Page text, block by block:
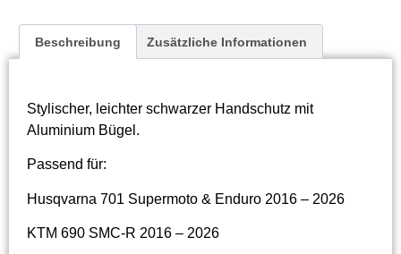
Beschreibung Zusätzliche Informationen
Stylischer, leichter schwarzer Handschutz mit
Aluminium Bügel.
Passend für:
Husqvarna 701 Supermoto & Enduro 2016 – 2026
KTM 690 SMC-R 2016 – 2026